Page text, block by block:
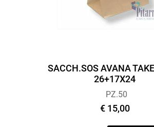
SACCH.SOS AVANA
26+17X24
PZ.50
€ 15,00